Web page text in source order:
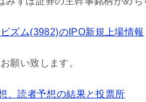
ズム(3982)のIPO新規上場情報
願い致します。
、読者予想の結果と投票所